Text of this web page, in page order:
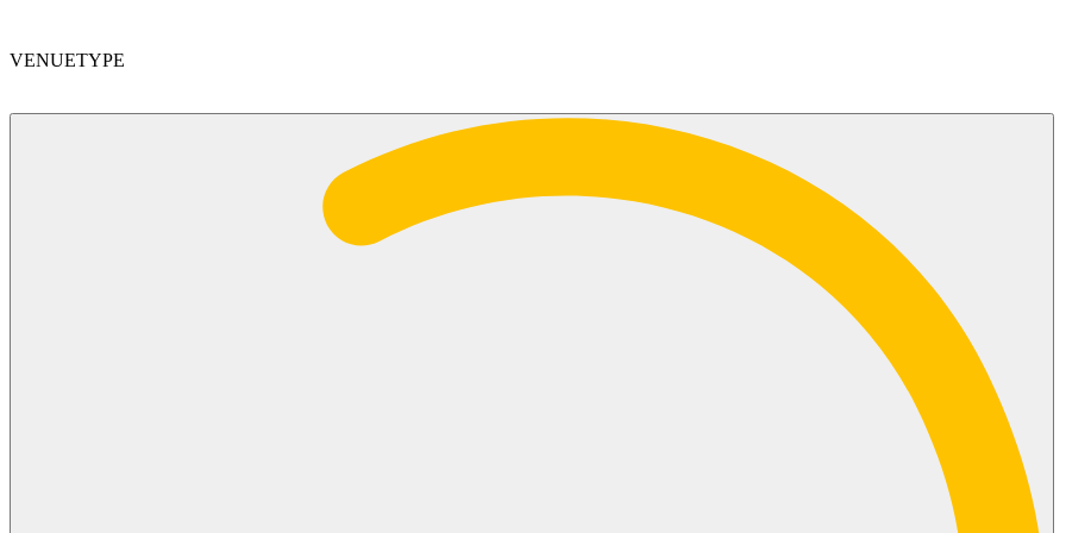
VENUETYPE